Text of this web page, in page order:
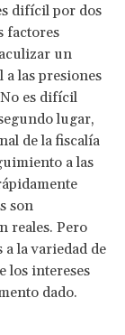
difícil por dos
factores
un
a las presiones
es difícil
lugar,
de la fiscalía
a las
son
reales. Pero
la variedad de
los intereses
dado.